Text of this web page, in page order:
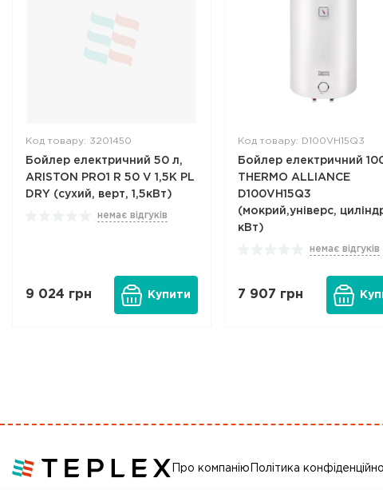
Код товару: 3201450
Бойлер електричний 50 л,
ARISTON PRO1 R 50 V 1,5K PL
DRY (сухий, верт, 1,5кВт)
немає відгуків
9 024 грн Купити
Код товару: D100VH15Q3
Бойлер електричний
THERMO ALLIANCE
D100VH15Q3
(мокрий,універс,
кВт)
немає відгуків
7 907 грн
Про компанію Політика